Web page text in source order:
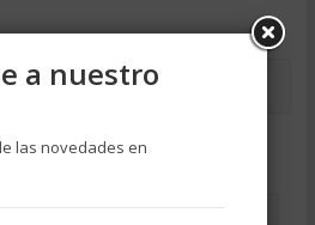
a nuestro
las novedades en